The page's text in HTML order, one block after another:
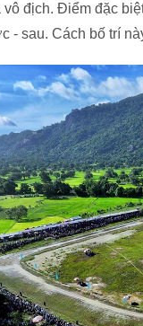
địch. Điểm đặc
- sau. Cách bố trí